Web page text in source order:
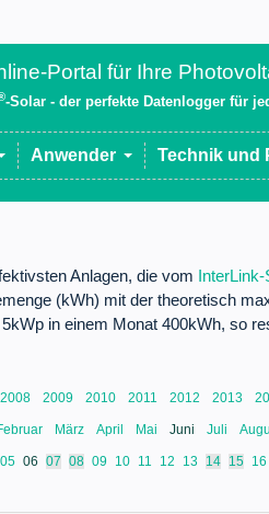
Portal für Ihre
-Solar - der perfekte Datenlogger für
Anwender Technik und
Anlagen, die vom
(kWh) mit der theoretisch
in einem Monat 400kWh, so
2008 2009 2010 2011 2012 2013
März April Mai Juni Juli
05 06 07 08 09 10 11 12 13 14 15 16